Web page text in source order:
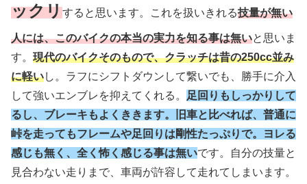
ックリすると思います。これを扱いきれる技量が無い
人には、このバイクの本当の実力を知る事は無いと思いま
す。 現代のバイクそのもので、クラッチは昔の250cc並み
に軽いし。ラフにシフトダウンして繋いでも、勝手に介入
して強いエンブレを抑えてくれる。
足回りもしっかりして
るし、ブレーキもよくききます。旧車と比べれば、普通に
峠を走ってもフレームや足回りは剛性たっぷりで。ヨレる
感じも無く、全く怖く感じる事は無いです。自分の技量と
見合わない走りまで、車両が許容して走れてしまいます。